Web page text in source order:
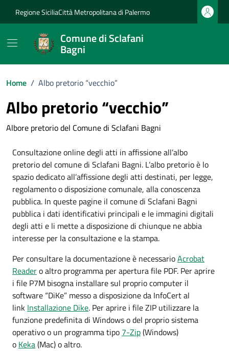
Regione SiciliaCittà Metropolitana di Palermo
Comune di Sclafani
Bagni
Home / Albo pretorio “vecchio”
Albo pretorio “vecchio”
Albore pretorio del Comune di Sclafani Bagni
Consultazione online degli atti in affissione all’albo
pretorio del comune di Sclafani Bagni. L’albo pretorio è lo
spazio dedicato all’affissione degli atti destinati, per legge,
regolamento o disposizione comunale, alla conoscenza
pubblica. In queste pagine il comune di Sclafani Bagni
pubblica i dati identificativi principali e le immagini digitali
degli atti e li mette a disposizione di chiunque ne abbia
interesse per la consultazione e la stampa.
Per consultare la documentazione è necessarioAcrobat
Readero altro programma per apertura file PDF. Per aprire
i file P7M bisogna installare sul proprio computer il
software “DiKe” messo a disposizione da InfoCert al
link Installazione Dike. Per aprire i file ZIP utilizzare la
funzione predefinita di Windows o del proprio sistema
operativo o un programma tipo 7-Zip(Windows)
o Keka(Mac) o altro.